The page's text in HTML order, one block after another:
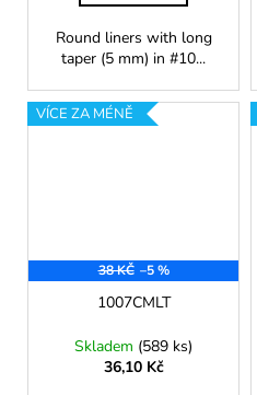
Round liners with long
taper (5 mm) in #10...
VÍCE ZA MÉNĚ
38 KČ –5 %
1007CMLT
Skladem (589 ks)
36,10 Kč